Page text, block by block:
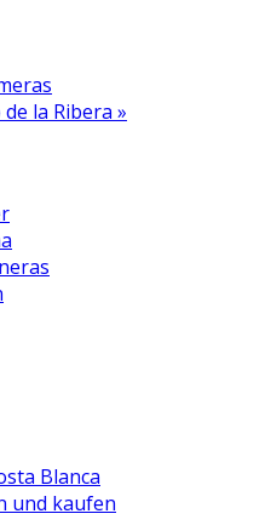
la Ribera »
Blanca
und kaufen